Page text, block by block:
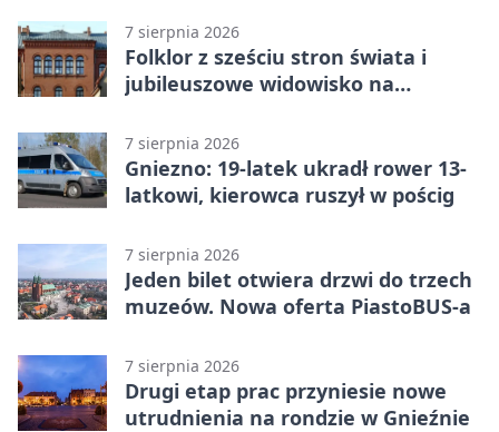
7 sierpnia 2026
Folklor z sześciu stron świata i
jubileuszowe widowisko na
7 sierpnia 2026
Gniezno: 19-latek ukradł rower 13-
latkowi, kierowca ruszył w pościg
7 sierpnia 2026
Jeden bilet otwiera drzwi do trzech
muzeów. Nowa oferta PiastoBUS-a
7 sierpnia 2026
Drugi etap prac przyniesie nowe
utrudnienia na rondzie w Gnieźnie